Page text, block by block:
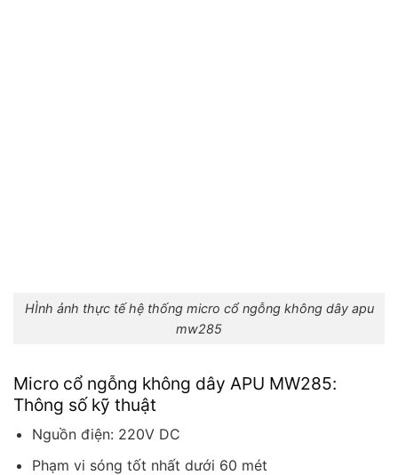
HÌnh ảnh thực tế hệ thống micro cổ ngỗng không dây apu
mw285
Micro cổ ngỗng không dây APU MW285:
Thông số kỹ thuật
Nguồn điện: 220V DC
Phạm vi sóng tốt nhất dưới 60 mét